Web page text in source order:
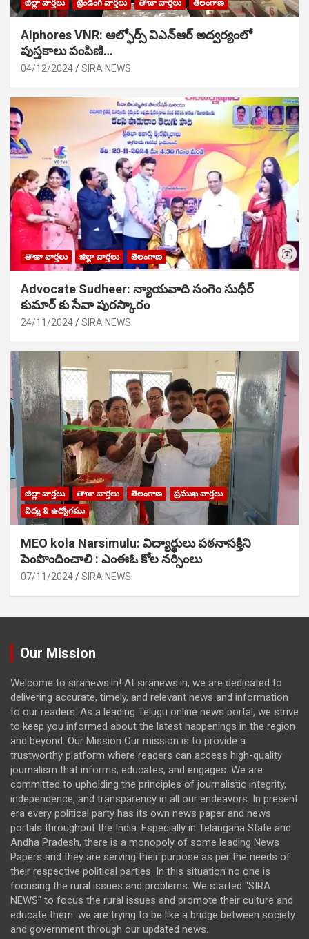
జిల్లా వార్తలు ట్రేండింగ్ వార్తలు తాజా వార్తలు తెలంగాణ
Alphores VNR: ఆల్ఫోర్స్ విఎన్ఆర్ అద్వర్యంలో
పుస్తకాలు పంపిణి…
04/12/2024 SIRA NEWS
తాజా వార్తలు జిల్లా వార్తలు తెలంగాణ
Advocate Sudheer: న్యాయవాది సంగెం సుధీర్
కుమార్ కు సేవా పురస్కారం
24/11/2024 SIRA NEWS
జిల్లా వార్తలు తాజా వార్తలు తెలంగాణ
ప్రముఖ వార్తలు
విద్య & ఉద్యోగము
MEO kola Narsimulu: విద్యార్థులు పఠ‌నాసక్తిని
పెంపొందించాలి : ఎంఈఓ కోల నర్సింలు
07/11/2024 SIRA NEWS
Our Mission
Welcome to siranews.in! At siranews.in, we are dedicated to
delivering accurate, timely, and relevant news and information
to our readers. As a leading Telugu online news portal, we strive
to keep you informed about the latest happenings in the region
and beyond. Our Mission Our mission is to provide a
trustworthy platform where readers can access high-quality
journalism that informs, educates, and engages. We are
committed to upholding the principles of journalistic integrity,
independence, and transparency in all our endeavors. In present
era every political party has its own news paper and news
portals throughout the India. Especially in Telangana State and
Andha Pradesh, there is a monopoly of some leading News
Papers and they are serving their purpose as per the needs of
their respective political parties. In this situation no one is
focusing the rural issues and problems. We started "SIRA
NEWS" to focus the rural issues and promote their culture and
educate them. we are trying to be like a bridge between society
and government through our updated news.